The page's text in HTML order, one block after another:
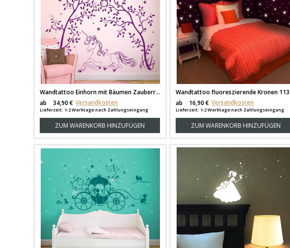
Wandtattoo Einhorn mit Bäumen Zauberreich Eule Sterne Mond Wunschname M1631
ab
34,90 € Versandkosten
Lieferzeit: 1-2 Werktage nach Zahlungseingang
ZUM WARENKORB HINZUFÜGEN
ab
16,90 € Versandkosten
Lieferzeit: 1-2 Werktage nach Zahlungseingang
ZUM WARENKORB HINZUFÜGEN